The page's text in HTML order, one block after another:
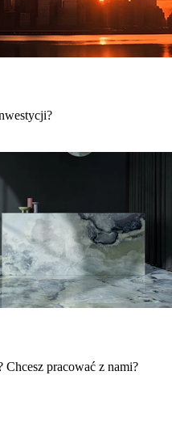
Chcesz pracować z nami?